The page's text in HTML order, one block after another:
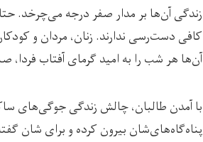
زندگی‌ آن‌ها بر مدار صفر درجه می‌چرخد.
کافی دست‌رسی ندارند. زنان، مردان و
آن‌ها هر شب را به امید گرمای آفتاب فردا،
با آمدن طالبان، چالش زندگی جوگی‌های
پناه‌گاه‌‌های‌شان بیرون کرده و برای شان